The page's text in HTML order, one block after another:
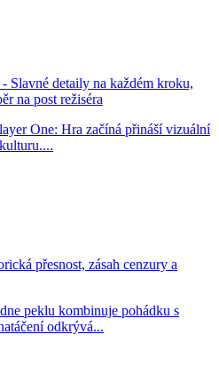
Slavné detaily na každém kroku,
na post režiséra
One: Hra začíná přináší vizuální
přesnost, zásah cenzury a
peklu kombinuje pohádku s
odkrývá...